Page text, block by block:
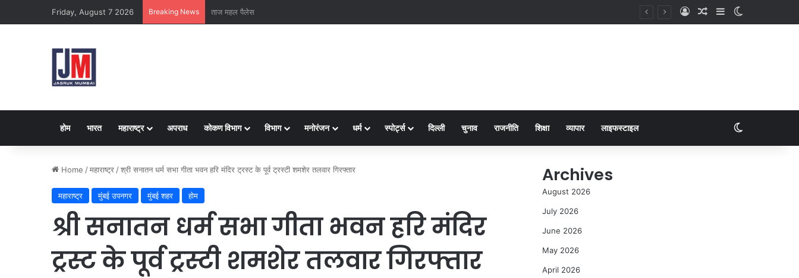
Friday, August 7 2026 Breaking News क्राइम ब्रांच कक्ष-2
होम भारत महाराष्ट्र अपराध कोकण विभाग विभाग मनोरंजन धर्म स्पोर्ट्स दिल्ली चुनाव राजनीति शिक्षा व्यापार लाइफस्टाइल
Home /महाराष्ट्र /श्री सनातन धर्म सभा गीता भवन हरि मंदिर ट्रस्ट के पूर्व ट्रस्टी शमशेर तलवार गिरफ्तार
महाराष्ट्र मुंबई उपनगर मुंबई शहर होम
श्री सनातन धर्म सभा गीता भवन हरि मंदिर
ट्रस्ट के पूर्व ट्रस्टी शमशेर तलवार गिरफ्तार
Archives
August 2026
July 2026
June 2026
May 2026
April 2026